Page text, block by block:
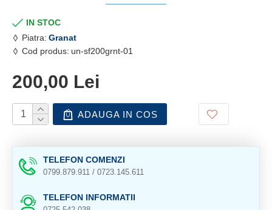
IN STOC
Piatra: Granat
Cod produs: un-sf200grnt-01
200,00 Lei
ADAUGA IN COS
TELEFON COMENZI
0799.879.911 / 0723.145.611
TELEFON INFORMATII